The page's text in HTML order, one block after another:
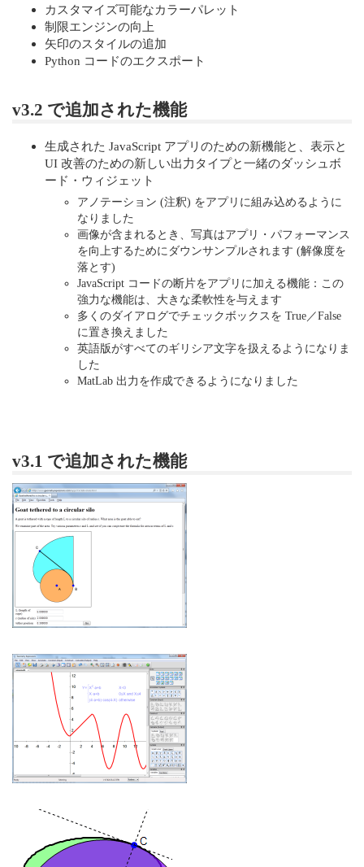
カスタマイズ可能なカラーパレット
制限エンジンの向上
矢印のスタイルの追加
Python コードのエクスポート
v3.2 で追加された機能
生成された JavaScript アプリのための新機能と、表示と
UI 改善のための新しい出力タイプと一緒のダッシュボ
ード・ウィジェット
アノテーション (注釈) をアプリに組み込めるように
なりました
画像が含まれるとき、写真はアプリ・パフォーマンス
を向上するためにダウンサンプルされます (解像度を
落とす)
JavaScript コードの断片をアプリに加える機能：この
強力な機能は、大きな柔軟性を与えます
多くのダイアログでチェックボックスを True／False
に置き換えました
英語版がすべてのギリシア文字を扱えるようになりま
した
MatLab 出力を作成できるようになりました
v3.1 で追加された機能